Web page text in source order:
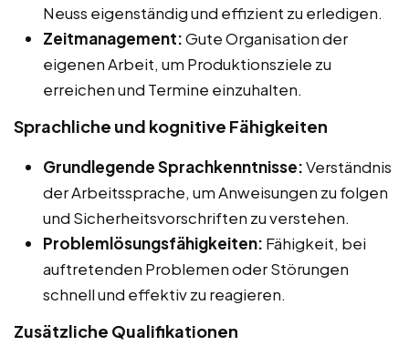
Neuss eigenständig und effizient zu erledigen.
Zeitmanagement:Gute Organisation der
eigenen Arbeit, um Produktionsziele zu
erreichen und Termine einzuhalten.
Sprachliche und kognitive Fähigkeiten
Grundlegende Sprachkenntnisse:Verständnis
der Arbeitssprache, um Anweisungen zu folgen
und Sicherheitsvorschriften zu verstehen.
Problemlösungsfähigkeiten: Fähigkeit, bei
auftretenden Problemen oder Störungen
schnell und effektiv zu reagieren.
Zusätzliche Qualifikationen